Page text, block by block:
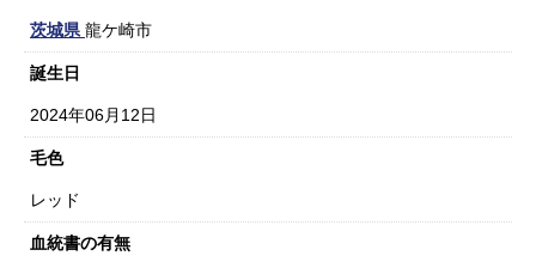
茨城県 龍ケ崎市
誕生日
2024年06月12日
毛色
レッド
血統書の有無